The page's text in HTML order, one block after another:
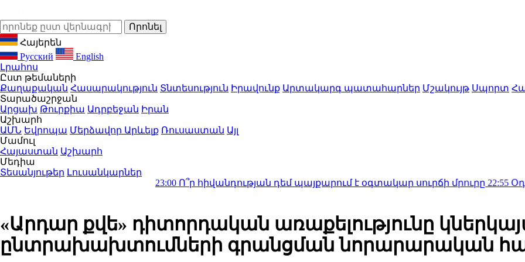
Հայերեն
Русский
English
Լրահոս
Ըստ թեմաների
Քաղաքական Հասարակություն Տնտեսություն Իրավունք Արտակարգ պատահարներ Մշակույթ Սպորտ
Տարածաշրջան
Արցախ Թուրքիա Ադրբեջան Իրան
Աշխարհ
ԱՄՆ Եվրոպա Մերձավոր Արևելք Ռուսաստան Այլ
Մամուլ
Հայաստան Աշխարհ
Մեդիա
Տեսանյութեր Լուսանկարներ
Ո՞ր հիվանդության դեմ պայքարում է օգտակար սուրճի մրուրը22:55Օդանավում
«Արդար քվե» դիտորդական առաքելությունը
ընտրախախտումների գրանցման նորարարական